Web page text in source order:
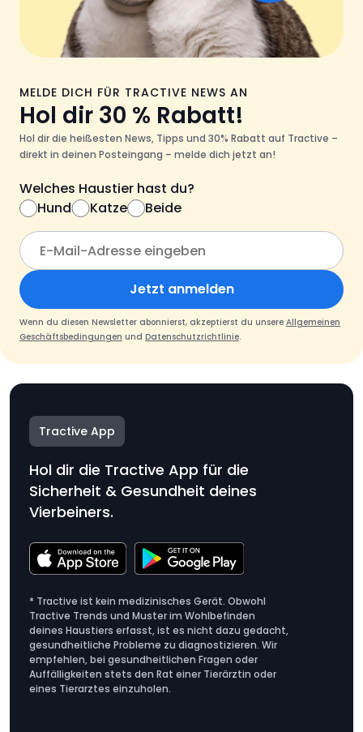
MELDE DICH FÜR TRACTIVE NEWS AN
Hol dir 30 % Rabatt!
Hol dir die heißesten News, Tipps und 30% Rabatt auf Tractive –
direkt in deinen Posteingang – melde dich jetzt an!
Welches Haustier hast du?
Hund
Katze Beide
Jetzt anmelden
Wenn du diesen Newsletter abonnierst, akzeptierst du unsere Allgemeinen
Geschäftsbedingungen und Datenschutzrichtlinie.
Tractive App
Hol dir die Tractive App für die
Sicherheit & Gesundheit deines
Vierbeiners.
* Tractive ist kein medizinisches Gerät. Obwohl
Tractive Trends und Muster im Wohlbefinden
deines Haustiers erfasst, ist es nicht dazu gedacht,
gesundheitliche Probleme zu diagnostizieren. Wir
empfehlen, bei gesundheitlichen Fragen oder
Auffälligkeiten stets den Rat einer Tierärztin oder
eines Tierarztes einzuholen.